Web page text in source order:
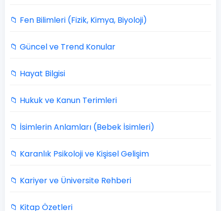
📁 Fen Bilimleri (Fizik, Kimya, Biyoloji)
📁 Güncel ve Trend Konular
📁 Hayat Bilgisi
📁 Hukuk ve Kanun Terimleri
📁 İsimlerin Anlamları (Bebek İsimleri)
📁 Karanlık Psikoloji ve Kişisel Gelişim
📁 Kariyer ve Üniversite Rehberi
📁 Kitap Özetleri